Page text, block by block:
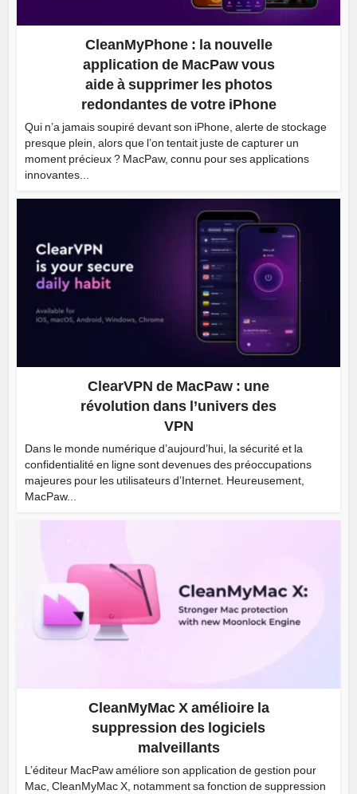
CleanMyPhone : la nouvelle
application de MacPaw vous
aide à supprimer les photos
redondantes de votre iPhone
Qui n’a jamais soupiré devant son iPhone, alerte de stockage
presque plein, alors que l’on tentait juste de capturer un
moment précieux ? MacPaw, connu pour ses applications
innovantes...
ClearVPN de MacPaw : une
révolution dans l’univers des
VPN
Dans le monde numérique d’aujourd’hui, la sécurité et la
confidentialité en ligne sont devenues des préoccupations
majeures pour les utilisateurs d’Internet. Heureusement,
MacPaw...
CleanMyMac X amélioire la
suppression des logiciels
malveillants
L’éditeur MacPaw améliore son application de gestion pour
Mac, CleanMyMac X, notamment sa fonction de suppression